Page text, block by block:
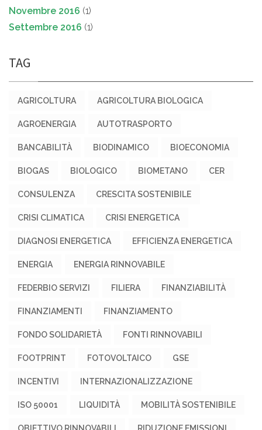
Novembre 2016 (1)
Settembre 2016 (1)
TAG
AGRICOLTURA AGRICOLTURA BIOLOGICA
AGROENERGIA AUTOTRASPORTO
BANCABILITÀ BIODINAMICO BIOECONOMIA
BIOGAS BIOLOGICO BIOMETANO CER
CONSULENZA CRESCITA SOSTENIBILE
CRISI CLIMATICA CRISI ENERGETICA
DIAGNOSI ENERGETICA EFFICIENZA ENERGETICA
ENERGIA ENERGIA RINNOVABILE
FEDERBIO SERVIZI FILIERA FINANZIABILITÀ
FINANZIAMENTI FINANZIAMENTO
FONDO SOLIDARIETÀ FONTI RINNOVABILI
FOOTPRINT FOTOVOLTAICO GSE
INCENTIVI INTERNAZIONALIZZAZIONE
ISO 50001 LIQUIDITÀ MOBILITÀ SOSTENIBILE
OBIETTIVO RINNOVABILI RIDUZIONE EMISSIONI